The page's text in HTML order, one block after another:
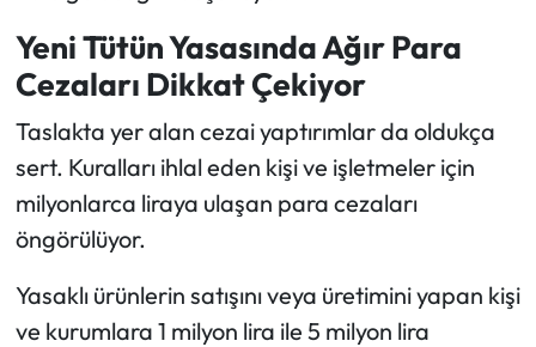
Yeni Tütün Yasasında Ağır Para
Cezaları Dikkat Çekiyor
Taslakta yer alan cezai yaptırımlar da oldukça
sert. Kuralları ihlal eden kişi ve işletmeler için
milyonlarca liraya ulaşan para cezaları
öngörülüyor.
Yasaklı ürünlerin satışını veya üretimini yapan kişi
ve kurumlara 1 milyon lira ile 5 milyon lira